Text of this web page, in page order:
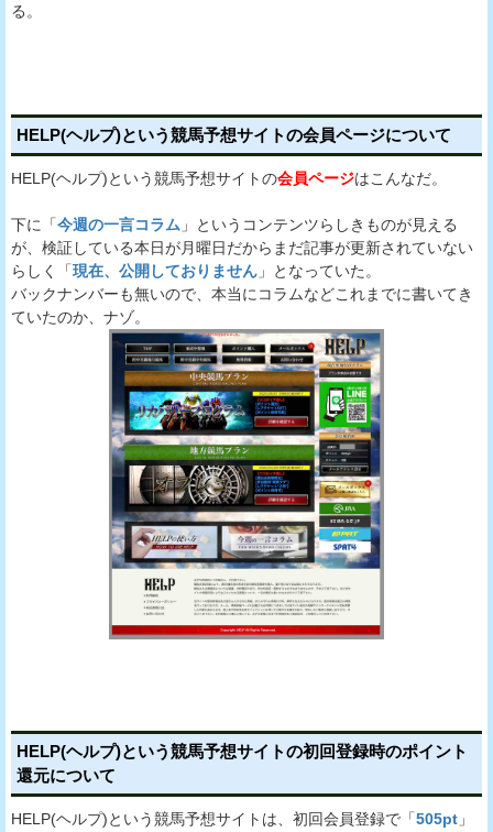
る。
HELP(ヘルプ)という競馬予想サイトの会員ページについて
HELP(ヘルプ)という競馬予想サイトの会員ページはこんなだ。
下に「今週の一言コラム 」というコンテンツらしきものが見える
が、検証している本日が月曜日だからまだ記事が更新されていない
らしく「現在、公開しておりません 」となっていた。
バックナンバーも無いので、本当にコラムなどこれまでに書いてき
ていたのか、ナゾ。
HELP(ヘルプ)という競馬予想サイトの初回登録時のポイント
還元について
HELP(ヘルプ)という競馬予想サイトは、初回会員登録で「505pt 」